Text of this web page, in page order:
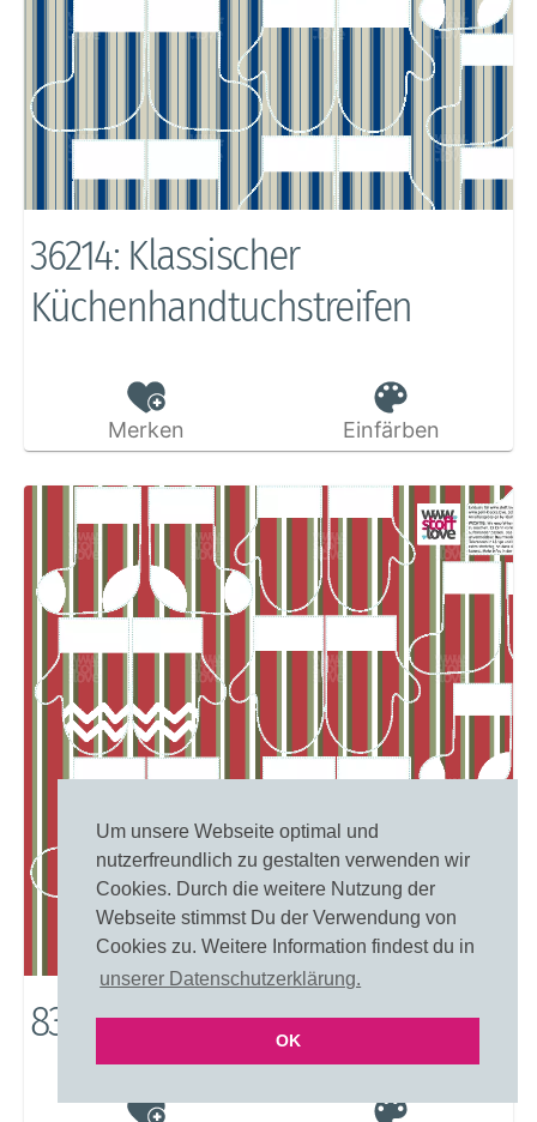
Um unsere Webseite optimal und
nutzerfreundlich zu gestalten verwenden wir
Cookies. Durch die weitere Nutzung der
Webseite stimmst Du der Verwendung von
Cookies zu. Weitere Information findest du in
unserer Datenschutzerklärung.
OK
36214: Klassischer
Küchenhandtuchstreifen
Merken Einfärben
8313: Faszination Streifen